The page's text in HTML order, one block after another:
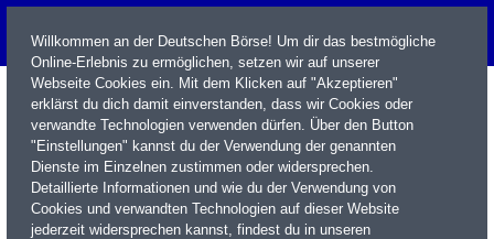
Name / WKN / ISIN / Kürzel
Willkommen an der Deutschen Börse! Um dir das bestmögliche
Online-Erlebnis zu ermöglichen, setzen wir auf unserer
Webseite Cookies ein. Mit dem Klicken auf "Akzeptieren"
erklärst du dich damit einverstanden, dass wir Cookies oder
verwandte Technologien verwenden dürfen. Über den Button
"Einstellungen" kannst du der Verwendung der genannten
Dienste im Einzelnen zustimmen oder widersprechen.
Detaillierte Informationen und wie du der Verwendung von
Cookies und verwandten Technologien auf dieser Website
jederzeit widersprechen kannst, findest du in unseren